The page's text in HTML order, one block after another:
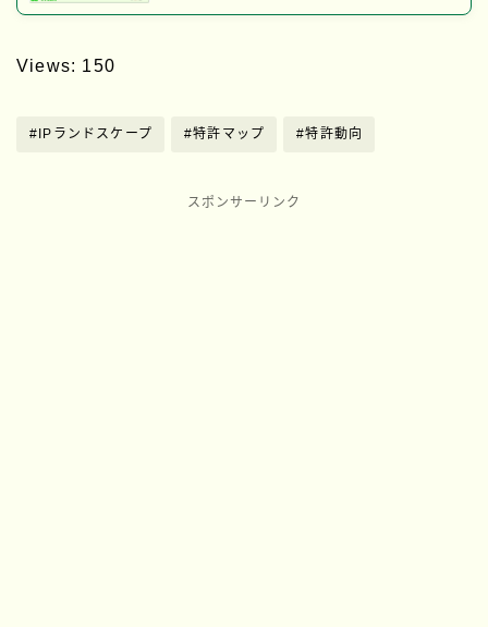
Views: 150
#IPランドスケープ #特許マップ #特許動向
スポンサーリンク